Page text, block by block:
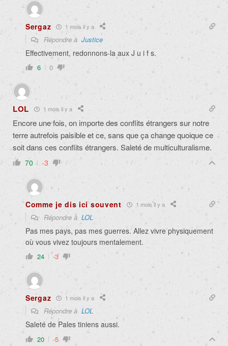
Sergaz 1 mois il y a
Répondre à Justice
Effectivement, redonnons-la aux J u i f s.
6 0
LOL 1 mois il y a
Encore une fois, on importe des conflits étrangers sur notre
terre autrefois paisible et ce, sans que ça change quoique ce
soit dans ces conflits étrangers. Saleté de multiculturalisme.
70 -3
Comme je dis ici souvent 1 mois il y a
Répondre à LOL
Pas mes pays, pas mes guerres. Allez vivre physiquement
où vous vivez toujours mentalement.
24 -3
Sergaz 1 mois il y a
Répondre à LOL
Saleté de Pales tiniens aussi.
20 -5